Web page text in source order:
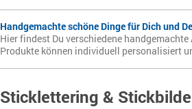
Handgemachte schöne Dinge für Dich und
Hier findest Du verschiedene
Produkte können individuell personalisiert
Sticklettering &